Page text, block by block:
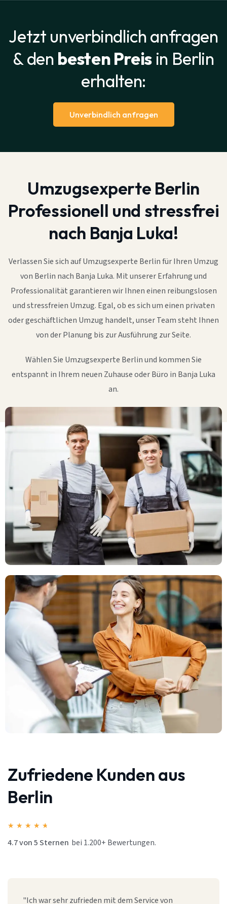
Jetzt unverbindlich anfragen
& den besten Preis in Berlin
erhalten:
Unverbindlich anfragen
Umzugsexperte Berlin
Professionell und stressfrei
nach Banja Luka!
Verlassen Sie sich auf Umzugsexperte Berlin für Ihren Umzug
von Berlin nach Banja Luka. Mit unserer Erfahrung und
Professionalität garantieren wir Ihnen einen reibungslosen
und stressfreien Umzug. Egal, ob es sich um einen privaten
oder geschäftlichen Umzug handelt, unser Team steht Ihnen
von der Planung bis zur Ausführung zur Seite.
Wählen Sie Umzugsexperte Berlin und kommen Sie
entspannt in Ihrem neuen Zuhause oder Büro in Banja Luka
an.
Zufriedene Kunden aus
Berlin
★ ★ ★ ★ ★
4.7 von 5 Sternen bei 1.200+ Bewertungen.
"Ich war sehr zufrieden mit dem Service von